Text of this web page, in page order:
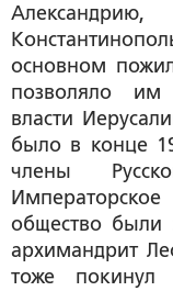
основном
позволяло им
власти
было в конце
члены
общество были
архимандрит
тоже